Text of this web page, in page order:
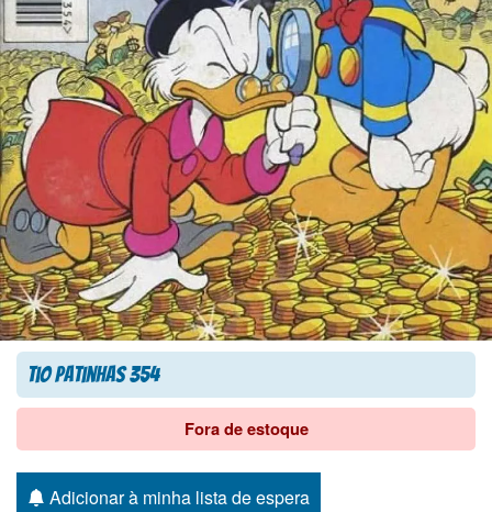
Tio Patinhas 354
Fora de estoque
Adicionar à minha lista de espera